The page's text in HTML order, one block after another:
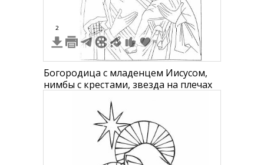
2
Богородица с младенцем Иисусом,
нимбы с крестами, звезда на плечах